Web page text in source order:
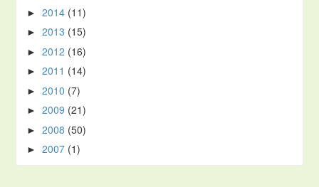
►2014 (11)
►2013 (15)
►2012 (16)
►2011 (14)
►2010 (7)
►2009 (21)
►2008 (50)
►2007 (1)